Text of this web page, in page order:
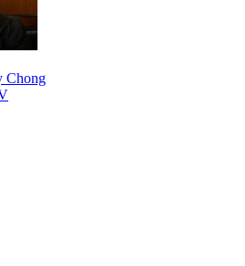
Chong